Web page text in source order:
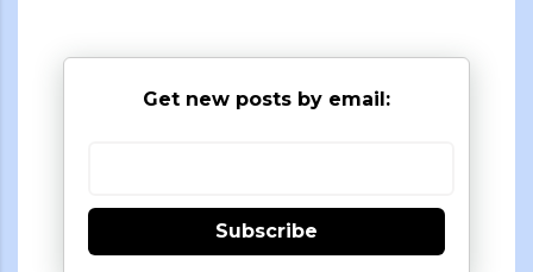
Get new posts by email:
Subscribe